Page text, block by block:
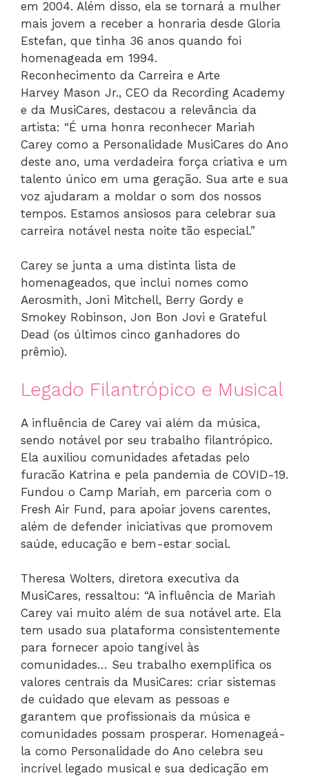
em 2004. Além disso, ela se tornará a mulher
mais jovem a receber a honraria desde Gloria
Estefan, que tinha 36 anos quando foi
homenageada em 1994.
Reconhecimento da Carreira e Arte
Harvey Mason Jr., CEO da Recording Academy
e da MusiCares, destacou a relevância da
artista: “É uma honra reconhecer Mariah
Carey como a Personalidade MusiCares do Ano
deste ano, uma verdadeira força criativa e um
talento único em uma geração. Sua arte e sua
voz ajudaram a moldar o som dos nossos
tempos. Estamos ansiosos para celebrar sua
carreira notável nesta noite tão especial.”
Carey se junta a uma distinta lista de
homenageados, que inclui nomes como
Aerosmith, Joni Mitchell, Berry Gordy e
Smokey Robinson, Jon Bon Jovi e Grateful
Dead (os últimos cinco ganhadores do
prêmio).
Legado Filantrópico e Musical
A influência de Carey vai além da música,
sendo notável por seu trabalho filantrópico.
Ela auxiliou comunidades afetadas pelo
furacão Katrina e pela pandemia de COVID-19.
Fundou o Camp Mariah, em parceria com o
Fresh Air Fund, para apoiar jovens carentes,
além de defender iniciativas que promovem
saúde, educação e bem-estar social.
Theresa Wolters, diretora executiva da
MusiCares, ressaltou: “A influência de Mariah
Carey vai muito além de sua notável arte. Ela
tem usado sua plataforma consistentemente
para fornecer apoio tangível às
comunidades… Seu trabalho exemplifica os
valores centrais da MusiCares: criar sistemas
de cuidado que elevam as pessoas e
garantem que profissionais da música e
comunidades possam prosperar. Homenageá-
la como Personalidade do Ano celebra seu
incrível legado musical e sua dedicação em